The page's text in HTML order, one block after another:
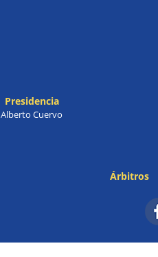
Presidencia
Alberto Cuervo
Árbitros